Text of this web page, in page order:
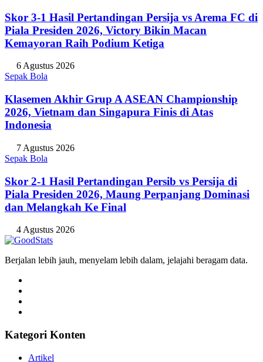
Skor 3-1 Hasil Pertandingan Persija vs Arema FC di
Piala Presiden 2026, Victory Bikin Macan
Kemayoran Raih Podium Ketiga
6 Agustus 2026
Sepak Bola
Klasemen Akhir Grup A ASEAN Championship
2026, Vietnam dan Singapura Finis di Atas
Indonesia
7 Agustus 2026
Sepak Bola
Skor 2-1 Hasil Pertandingan Persib vs Persija di
Piala Presiden 2026, Maung Perpanjang Dominasi
dan Melangkah Ke Final
4 Agustus 2026
Berjalan lebih jauh, menyelam lebih dalam, jelajahi beragam data.
Kategori Konten
Artikel